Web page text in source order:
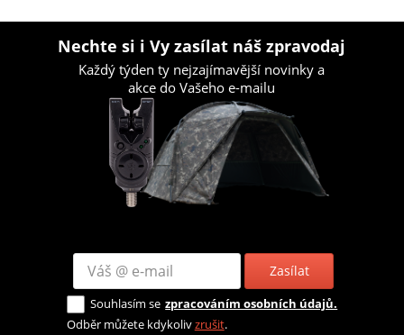
Nechte si i Vy zasílat náš zpravodaj
Každý týden ty nejzajímavější novinky a
akce do Vašeho e-mailu
Zasílat
Souhlasím se zpracováním osobních údajů.
Odběr můžete kdykolivzrušit.